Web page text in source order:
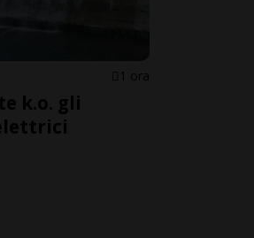
1 ora
k.o. gli